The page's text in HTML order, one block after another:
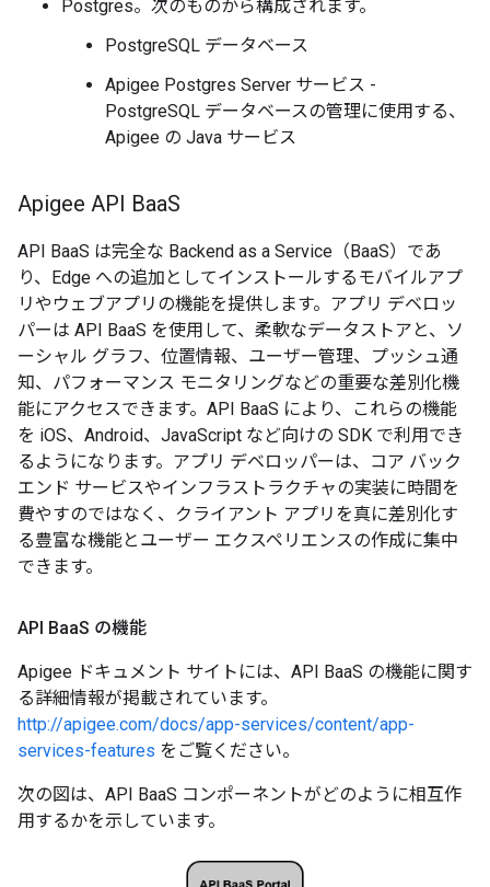
Postgres。次のものから構成されます。
PostgreSQL データベース
Apigee Postgres Server サービス -
PostgreSQL データベースの管理に使用する、
Apigee の Java サービス
Apigee API BaaS
API BaaS は完全な Backend as a Service（BaaS）であ
り、Edge への追加としてインストールするモバイルアプ
リやウェブアプリの機能を提供します。アプリ デベロッ
パーは API BaaS を使用して、柔軟なデータストアと、ソ
ーシャル グラフ、位置情報、ユーザー管理、プッシュ通
知、パフォーマンス モニタリングなどの重要な差別化機
能にアクセスできます。API BaaS により、これらの機能
を iOS、Android、JavaScript など向けの SDK で利用でき
るようになります。アプリ デベロッパーは、コア バック
エンド サービスやインフラストラクチャの実装に時間を
費やすのではなく、クライアント アプリを真に差別化す
る豊富な機能とユーザー エクスペリエンスの作成に集中
できます。
API BaaS の機能
Apigee ドキュメント サイトには、API BaaS の機能に関す
る詳細情報が掲載されています。
http://apigee.com/docs/app-services/content/app-
services-features をご覧ください。
次の図は、API BaaS コンポーネントがどのように相互作
用するかを示しています。